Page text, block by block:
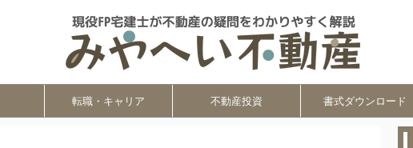
転職・キャリア 不動産投資 書式ダウンロード